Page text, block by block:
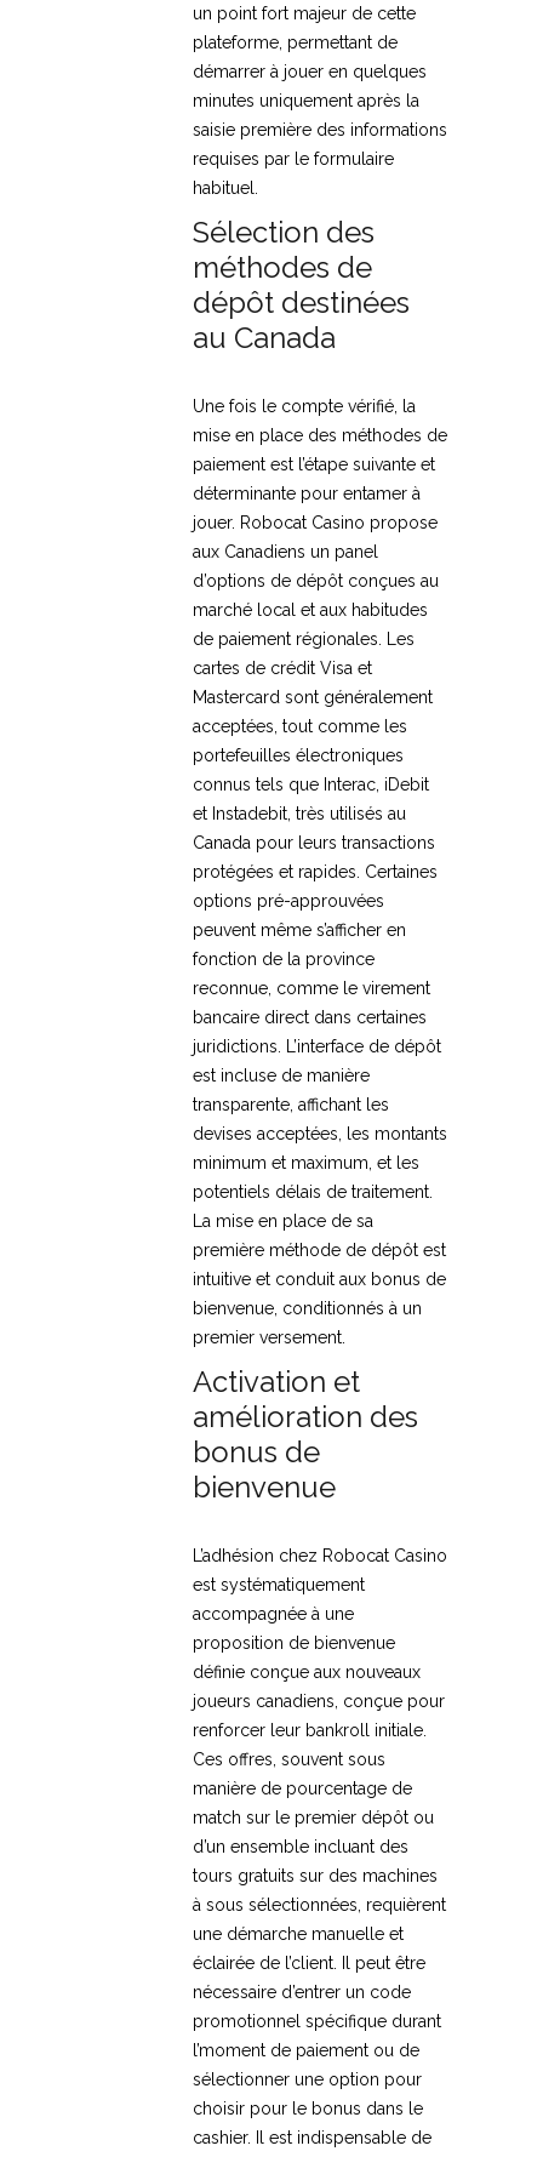
un point fort majeur de cette
plateforme, permettant de
démarrer à jouer en quelques
minutes uniquement après la
saisie première des informations
requises par le formulaire
habituel.
Sélection des
méthodes de
dépôt destinées
au Canada
Une fois le compte vérifié, la
mise en place des méthodes de
paiement est l’étape suivante et
déterminante pour entamer à
jouer. Robocat Casino propose
aux Canadiens un panel
d’options de dépôt conçues au
marché local et aux habitudes
de paiement régionales. Les
cartes de crédit Visa et
Mastercard sont généralement
acceptées, tout comme les
portefeuilles électroniques
connus tels que Interac, iDebit
et Instadebit, très utilisés au
Canada pour leurs transactions
protégées et rapides. Certaines
options pré-approuvées
peuvent même s’afficher en
fonction de la province
reconnue, comme le virement
bancaire direct dans certaines
juridictions. L’interface de dépôt
est incluse de manière
transparente, affichant les
devises acceptées, les montants
minimum et maximum, et les
potentiels délais de traitement.
La mise en place de sa
première méthode de dépôt est
intuitive et conduit aux bonus de
bienvenue, conditionnés à un
premier versement.
Activation et
amélioration des
bonus de
bienvenue
L’adhésion chez Robocat Casino
est systématiquement
accompagnée à une
proposition de bienvenue
définie conçue aux nouveaux
joueurs canadiens, conçue pour
renforcer leur bankroll initiale.
Ces offres, souvent sous
manière de pourcentage de
match sur le premier dépôt ou
d’un ensemble incluant des
tours gratuits sur des machines
à sous sélectionnées, requièrent
une démarche manuelle et
éclairée de l’client. Il peut être
nécessaire d’entrer un code
promotionnel spécifique durant
l’moment de paiement ou de
sélectionner une option pour
choisir pour le bonus dans le
cashier. Il est indispensable de